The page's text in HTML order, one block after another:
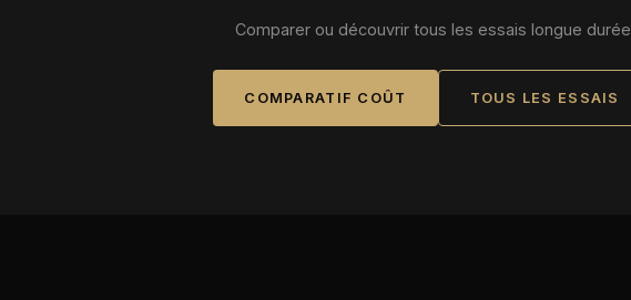
Comparer ou découvrir tous les essais longue durée
COMPARATIF COÛT TOUS LES ESSAIS